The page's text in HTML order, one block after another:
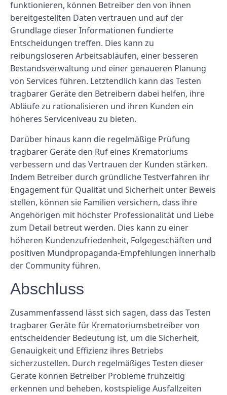
funktionieren, können Betreiber den von ihnen
bereitgestellten Daten vertrauen und auf der
Grundlage dieser Informationen fundierte
Entscheidungen treffen. Dies kann zu
reibungsloseren Arbeitsabläufen, einer besseren
Bestandsverwaltung und einer genaueren Planung
von Services führen. Letztendlich kann das Testen
tragbarer Geräte den Betreibern dabei helfen, ihre
Abläufe zu rationalisieren und ihren Kunden ein
höheres Serviceniveau zu bieten.
Darüber hinaus kann die regelmäßige Prüfung
tragbarer Geräte den Ruf eines Krematoriums
verbessern und das Vertrauen der Kunden stärken.
Indem Betreiber durch gründliche Testverfahren ihr
Engagement für Qualität und Sicherheit unter Beweis
stellen, können sie Familien versichern, dass ihre
Angehörigen mit höchster Professionalität und Liebe
zum Detail betreut werden. Dies kann zu einer
höheren Kundenzufriedenheit, Folgegeschäften und
positiven Mundpropaganda-Empfehlungen innerhalb
der Community führen.
Abschluss
Zusammenfassend lässt sich sagen, dass das Testen
tragbarer Geräte für Krematoriumsbetreiber von
entscheidender Bedeutung ist, um die Sicherheit,
Genauigkeit und Effizienz ihres Betriebs
sicherzustellen. Durch regelmäßiges Testen dieser
Geräte können Betreiber Probleme frühzeitig
erkennen und beheben, kostspielige Ausfallzeiten